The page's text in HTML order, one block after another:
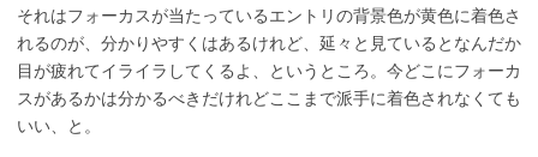
それはフォーカスが当たっているエントリの背景色が黄色に着色さ
れるのが、分かりやすくはあるけれど、延々と見ているとなんだか
目が疲れてイライラしてくるよ、というところ。今どこにフォーカ
スがあるかは分かるべきだけれどここまで派手に着色されなくても
いい、と。